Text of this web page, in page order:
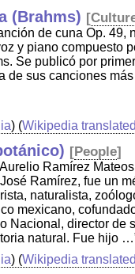
(Brahms) [
de cuna Op. 49,
y piano compuesto
Se publicó por
de sus canciones
) (Wikipedia translated
[People]
Ramírez
Ramírez, fue un
naturalista,
mexicano,
Nacional, director de
natural. Fue hijo
) (Wikipedia translated